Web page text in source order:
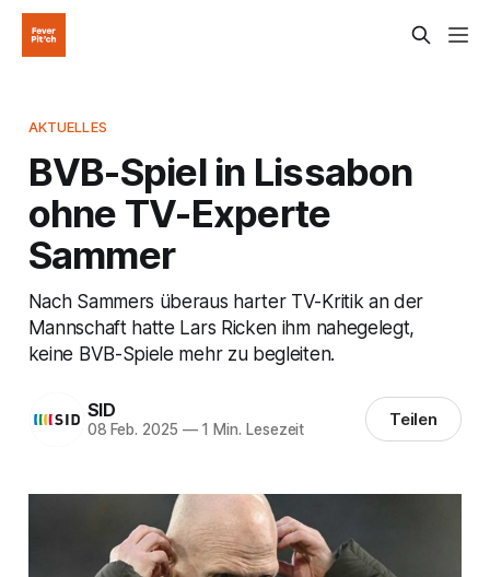
AKTUELLES
BVB-Spiel in Lissabon
ohne TV-Experte
Sammer
Nach Sammers überaus harter TV-Kritik an der
Mannschaft hatte Lars Ricken ihm nahegelegt,
keine BVB-Spiele mehr zu begleiten.
SID
08 Feb. 2025 —1 Min. Lesezeit Teilen